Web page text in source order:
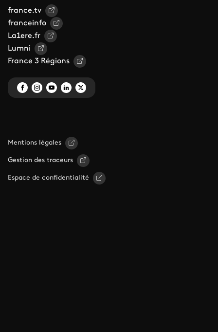
france.tv
franceinfo
La1ere.fr
Lumni
France 3 Régions
Mentions légales
Gestion des traceurs
Espace de confidentialité